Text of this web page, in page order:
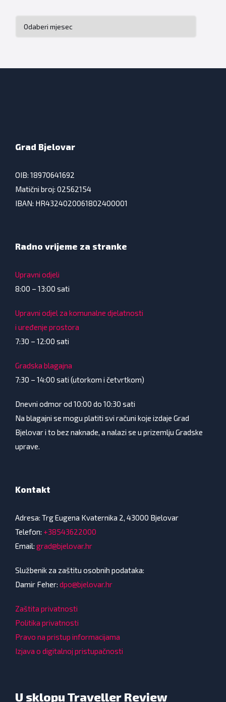
Grad Bjelovar
OIB: 18970641692
Matični broj: 02562154
IBAN: HR4324020061802400001
Radno vrijeme za stranke
Upravni odjeli
8:00 – 13:00 sati
Upravni odjel za komunalne djelatnosti
i uređenje prostora
7:30 – 12:00 sati
Gradska blagajna
7:30 – 14:00 sati (utorkom i četvrtkom)
Dnevni odmor od 10:00 do 10:30 sati
Na blagajni se mogu platiti svi računi koje izdaje Grad
Bjelovar i to bez naknade, a nalazi se u prizemlju Gradske
uprave.
Kontakt
Adresa: Trg Eugena Kvaternika 2, 43000 Bjelovar
Telefon: +38543622000
Email: grad@bjelovar.hr
Službenik za zaštitu osobnih podataka:
Damir Feher: dpo@bjelovar.hr
Zaštita privatnosti
Politika privatnosti
Pravo na pristup informacijama
Izjava o digitalnoj pristupačnosti
U sklopu Traveller Review